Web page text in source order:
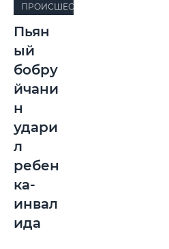
ПРОИСШЕСТВИЯ
Пьян
ый
бобру
йчани
н
удари
л
ребен
ка-
инвал
ида